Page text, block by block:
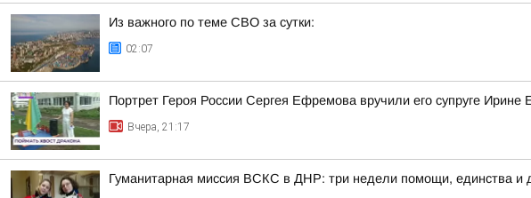
Из важного по теме СВО за сутки:
02:07
Портрет Героя России Сергея Ефремова вручили его супруге
Вчера, 21:17
Гуманитарная миссия ВСКС в ДНР: три недели помощи, единства и